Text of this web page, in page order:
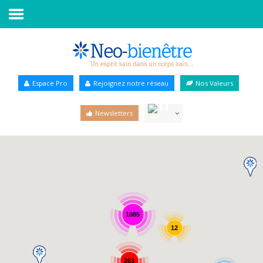
Annuaire Bien-être
Espace Pro Rejoignez notre réseau Nos Valeurs
Newsletters
1085
263
12